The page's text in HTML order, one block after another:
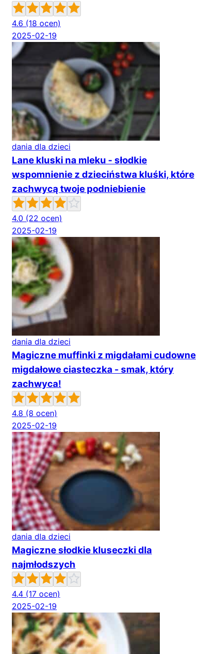
4.6 (18 ocen)
2025-02-19
dania dla dzieci
Lane kluski na mleku - słodkie
wspomnienie z dzieciństwa kluśki, które
zachwycą twoje podniebienie
4.0 (22 ocen)
2025-02-19
dania dla dzieci
Magiczne muffinki z migdałami cudowne
migdałowe ciasteczka - smak, który
zachwyca!
4.8 (8 ocen)
2025-02-19
dania dla dzieci
Magiczne słodkie kluseczki dla
najmłodszych
4.4 (17 ocen)
2025-02-19